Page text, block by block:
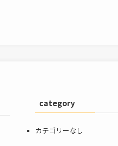
category
カテゴリーなし